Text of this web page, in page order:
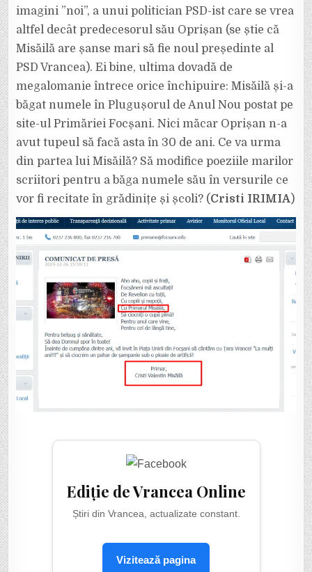
ÎN
PLUGUȘORUL
”ANUNȚAT”
PE
UL
URMEAZĂ?
SĂ
SCHIMBE
VERSURILE
PENTRU
ȘI
PUNE
NUMELE
ȘI
ACOLO?
imagini ”noi”, a unui politician PSD-ist care se vrea
altfel decât predecesorul său Oprișan (se știe că
Misăilă are șanse mari să fie noul președinte al
PSD Vrancea). Ei bine, ultima dovadă de
megalomanie întrece orice închipuire: Misăilă și-a
băgat numele în Plugușorul de Anul Nou postat pe
site-ul Primăriei Focșani. Nici măcar Oprișan n-a
avut tupeul să facă asta în 30 de ani. Ce va urma
din partea lui Misăilă? Să modifice poeziile marilor
scriitori pentru a băga numele său în versurile ce
vor fi recitate în grădinițe și școli? (Cristi IRIMIA)
Ediție de Vrancea Online
Știri din Vrancea, actualizate constant.
Vizitează pagina